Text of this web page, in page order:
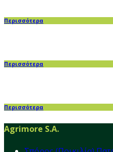
Περισσότερα
Περισσότερα
Περισσότερα
Agrimore S.A.